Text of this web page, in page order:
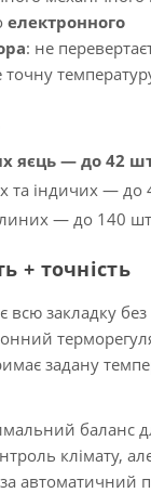
електронного
: не
точну
яєць — до 42
та індичих — до
— до 140
+ точність
всю закладку
задану
баланс
клімату,
автоматичний